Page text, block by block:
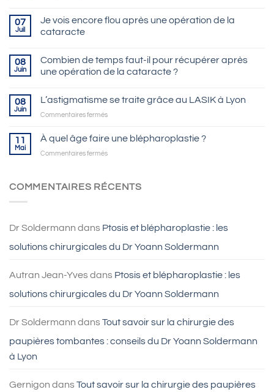
07
Juil
Je vois encore flou après une opération de la
cataracte
08
Juin
Combien de temps faut-il pour récupérer après
une opération de la cataracte ?
08
Juin
L’astigmatisme se traite grâce au LASIK à Lyon
Commentaires ferméssur
grâce
à
11
Mai
À quel âge faire une blépharoplastie ?
Commentaires ferméssur
âge
?
COMMENTAIRES RÉCENTS
Dr Soldermann dans Ptosis et blépharoplastie : les
solutions chirurgicales du Dr Yoann Soldermann
Autran Jean-Yves dans Ptosis et blépharoplastie : les
solutions chirurgicales du Dr Yoann Soldermann
Dr Soldermann dans Tout savoir sur la chirurgie des
paupières tombantes : conseils du Dr Yoann Soldermann
à Lyon
Gernigon dans Tout savoir sur la chirurgie des paupières